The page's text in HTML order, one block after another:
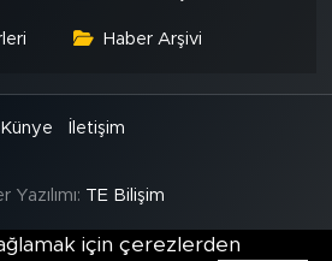
Haber Arşivi
Künye İletişim
Yazılımı: TE Bilişim
için çerezlerden